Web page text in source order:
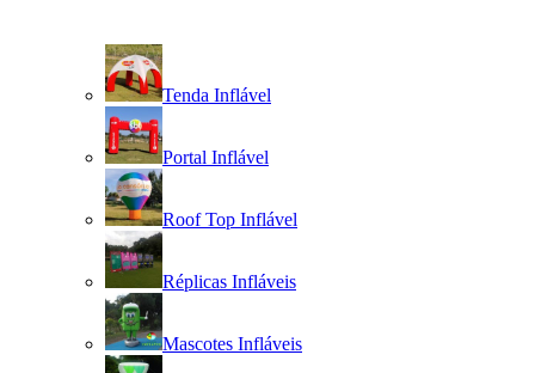
Tenda Inflável
Portal Inflável
Roof Top Inflável
Réplicas Infláveis
Mascotes Infláveis